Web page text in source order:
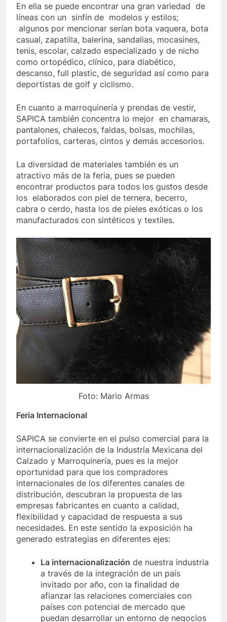
En ella se puede encontrar una gran variedad de
líneas con un sinfín de modelos y estilos;
algunos por mencionar serían bota vaquera, bota
casual, zapatilla, balerina, sandalias, mocasines,
tenis, escolar, calzado especializado y de nicho
como ortopédico, clínico, para diabético,
descanso, full plastic, de seguridad así como para
deportistas de golf y ciclismo.
En cuanto a marroquinería y prendas de vestir,
SAPICA también concentra lo mejor en chamaras,
pantalones, chalecos, faldas, bolsas, mochilas,
portafolios, carteras, cintos y demás accesorios.
La diversidad de materiales también es un
atractivo más de la feria, pues se pueden
encontrar productos para todos los gustos desde
los elaborados con piel de ternera, becerro,
cabra o cerdo, hasta los de pieles exóticas o los
manufacturados con sintéticos y textiles.
Foto: Mario Armas
Feria Internacional
SAPICA se convierte en el pulso comercial para la
internacionalización de la Industria Mexicana del
Calzado y Marroquinería, pues es la mejor
oportunidad para que los compradores
internacionales de los diferentes canales de
distribución, descubran la propuesta de las
empresas fabricantes en cuanto a calidad,
flexibilidad y capacidad de respuesta a sus
necesidades. En este sentido la exposición ha
generado estrategias en diferentes ejes:
La internacionalización de nuestra industria
a través de la integración de un país
invitado por año, con la finalidad de
afianzar las relaciones comerciales con
países con potencial de mercado que
puedan desarrollar un entorno de negocios